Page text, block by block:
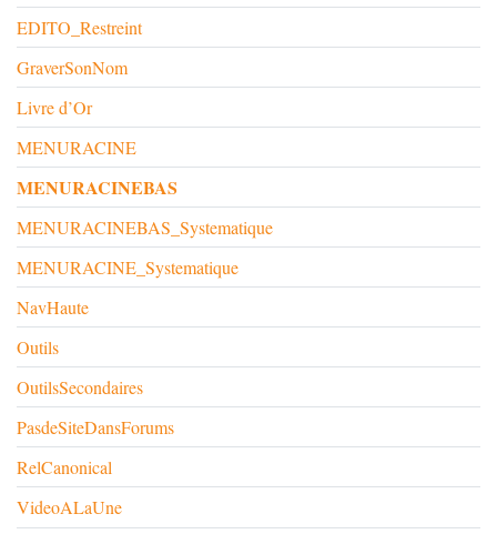
EDITO_Restreint
GraverSonNom
Livre d’Or
MENURACINE
MENURACINEBAS
MENURACINEBAS_Systematique
MENURACINE_Systematique
NavHaute
Outils
OutilsSecondaires
PasdeSiteDansForums
RelCanonical
VideoALaUne